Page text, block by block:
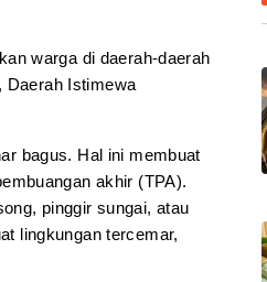
warga di daerah-daerah
Daerah Istimewa
bagus. Hal ini membuat
akhir (TPA).
pinggir sungai, atau
lingkungan tercemar,